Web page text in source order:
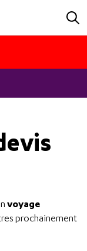
voyage
prochainement